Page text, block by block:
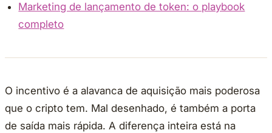
Marketing de lançamento de token: o playbook
completo
O incentivo é a alavanca de aquisição mais poderosa
que o cripto tem. Mal desenhado, é também a porta
de saída mais rápida. A diferença inteira está na